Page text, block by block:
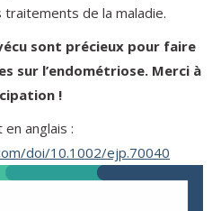
de la maladie.
sont précieux pour faire
sur l’endométriose. Merci à
!
anglais :
doi/10.1002/ejp.70040